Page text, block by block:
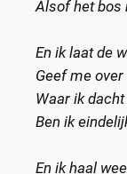
Alsof het bos
En ik laat de
Geef me
Waar ik
Ben ik
En ik haal